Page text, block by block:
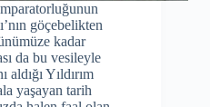
göçebelikten
kadar
da bu vesileyle
aldığı Yıldırım
yaşayan tarih